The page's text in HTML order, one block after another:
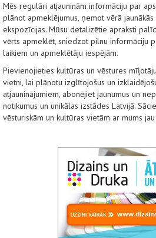
Mēs regulāri atjauninām informāciju par
plānot apmeklējumus, ņemot vērā
ekspozīcijas. Mūsu detalizētie apraksti
vērts apmeklēt, sniedzot pilnu informāciju
laikiem un apmeklētāju iespējām.
Pievienojieties kultūras un vēstures
vietni, lai plānotu izglītojošus un
atjauninājumiem, abonējiet jaunumus un
notikumus un unikālas izstādes Latvijā.
vēsturiskām un kultūras vietām ar mums